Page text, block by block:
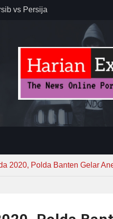
vs Persija
– Banjar
MUI ke
2020, Polda Banten Gelar